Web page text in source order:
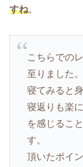
すね。
こちらでの
至りました
寝てみると
寝返りも楽
を感じるこ
す。
頂いたポイ